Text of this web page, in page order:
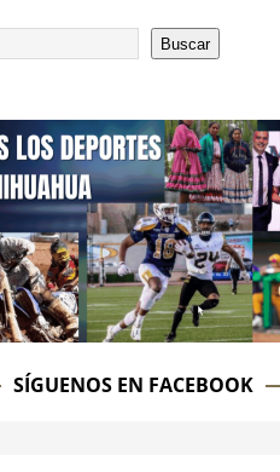
Buscar
SÍGUENOS EN FACEBOOK